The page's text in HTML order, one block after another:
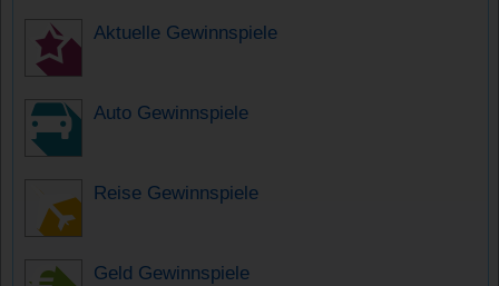
Aktuelle Gewinnspiele
Auto Gewinnspiele
Reise Gewinnspiele
Geld Gewinnspiele